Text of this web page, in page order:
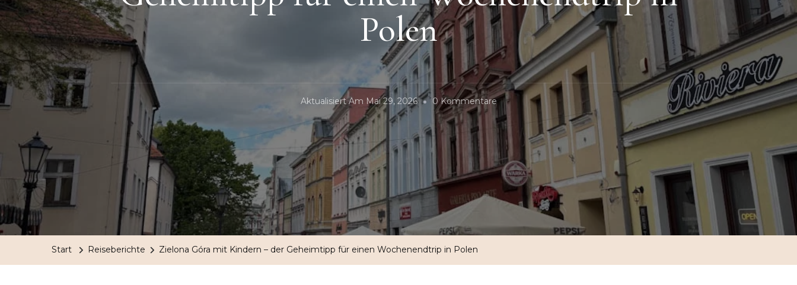
Polen
Aktualisiert Am Mai 29, 2026 0 KommentareZu
Zielona
Góra
Mit
Kindern
Der
Für
Start Reiseberichte Zielona Góra mit Kindern – der Geheimtipp für einen Wochenendtrip in Polen